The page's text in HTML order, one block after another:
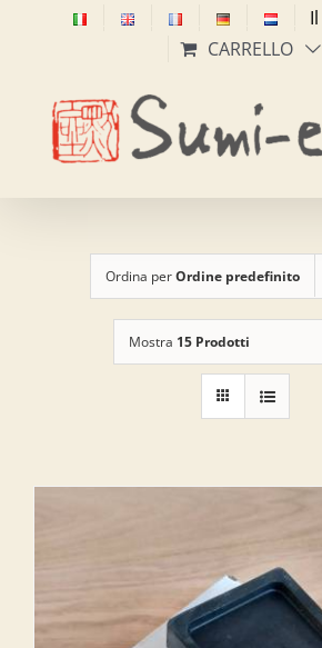
CARRELLO
Ordina perOrdine predefinito
Mostra 15 Prodotti